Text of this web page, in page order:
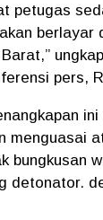
petugas
berlayar
pers,
menguasai
bungkusan
detonator.